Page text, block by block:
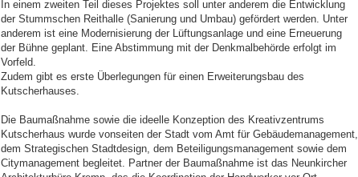
In einem zweiten Teil dieses Projektes soll unter anderem die Entwicklung
der Stummschen Reithalle (Sanierung und Umbau) gefördert werden. Unter
anderem ist eine Modernisierung der Lüftungsanlage und eine Erneuerung
der Bühne geplant. Eine Abstimmung mit der Denkmalbehörde erfolgt im
Vorfeld.
Zudem gibt es erste Überlegungen für einen Erweiterungsbau des
Kutscherhauses.
Die Baumaßnahme sowie die ideelle Konzeption des Kreativzentrums
Kutscherhaus wurde vonseiten der Stadt vom Amt für Gebäudemanagement,
dem Strategischen Stadtdesign, dem Beteiligungsmanagement sowie dem
Citymanagement begleitet. Partner der Baumaßnahme ist das Neunkircher